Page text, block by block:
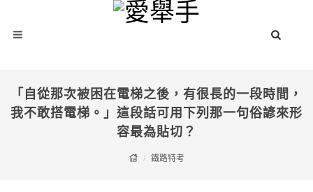
「自從那次被困在電梯之後，有很長的一段時間，
我不敢搭電梯。」這段話可用下列那一句俗諺來形
容最為貼切？
鐵路特考